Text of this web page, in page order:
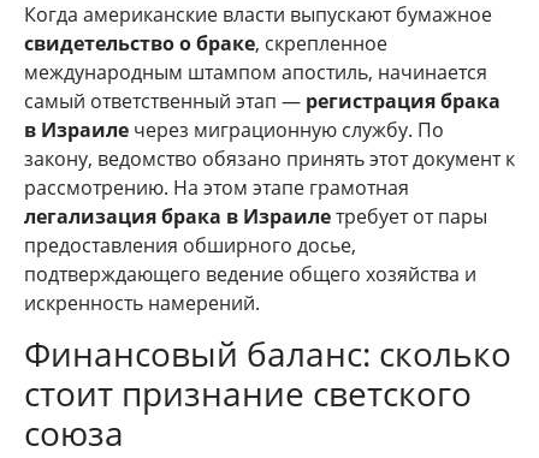
Когда американские власти выпускают бумажное
свидетельство о браке, скрепленное
международным штампом апостиль, начинается
самый ответственный этап — регистрация брака
в Израиле через миграционную службу. По
закону, ведомство обязано принять этот документ к
рассмотрению. На этом этапе грамотная
легализация брака в Израилетребует от пары
предоставления обширного досье,
подтверждающего ведение общего хозяйства и
искренность намерений.
Финансовый баланс: сколько
стоит признание светского
союза